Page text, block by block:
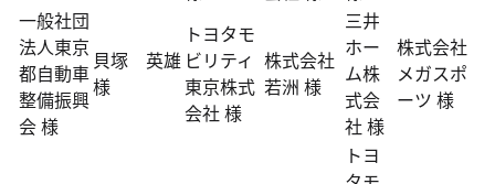
一般社団
法人東京
都自動車
整備振興
会 様
貝塚 英雄
様
トヨタモ
ビリティ
東京株式
会社 様
株式会社
若洲 様
三井
ホー
ム株
式会
社 様
株式会社
メガスポ
ーツ 様
トヨ